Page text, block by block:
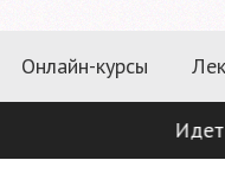
Онлайн-курсы
Идет